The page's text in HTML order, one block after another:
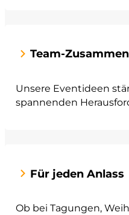
Team-
Unsere Eventideen
spannenden
Für jeden Anlass
Ob bei Tagungen,